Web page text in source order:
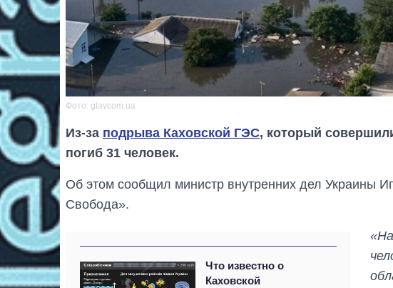
Фото: glavcom.ua
Из-за подрыва Каховской ГЭС, который
погиб 31 человек.
Об этом сообщил министр внутренних дел Украины
Свобода».
Что известно о
Каховской